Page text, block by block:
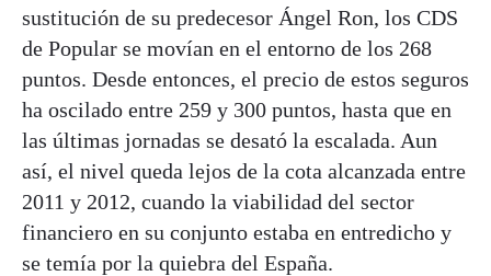
sustitución de su predecesor Ángel Ron, los CDS
de Popular se movían en el entorno de los 268
puntos. Desde entonces, el precio de estos seguros
ha oscilado entre 259 y 300 puntos, hasta que en
las últimas jornadas se desató la escalada. Aun
así, el nivel queda lejos de la cota alcanzada entre
2011 y 2012, cuando la viabilidad del sector
financiero en su conjunto estaba en entredicho y
se temía por la quiebra del España.